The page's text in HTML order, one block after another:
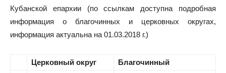
Кубанской епархии (по ссылкам доступна подробная
информация о благочинных и церковных округах,
информация актуальна на 01.03.2018 г.)
Церковный округ Благочинный